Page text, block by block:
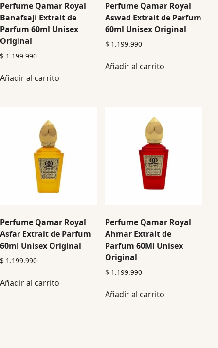
Perfume Qamar Royal
Banafsaji Extrait de
Parfum 60ml Unisex
Original
$ 1.199.990
Añadir al carrito
Perfume Qamar Royal
Aswad Extrait de Parfum
60ml Unisex Original
$ 1.199.990
Añadir al carrito
Perfume Qamar Royal
Asfar Extrait de Parfum
60ml Unisex Original
$ 1.199.990
Añadir al carrito
Perfume Qamar Royal
Ahmar Extrait de
Parfum 60Ml Unisex
Original
$ 1.199.990
Añadir al carrito